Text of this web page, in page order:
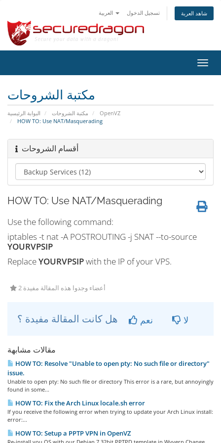
تسجيل الدخول شاهد العربة
تبديل
التنقل
مكتبة الشروحات
البوابة الرئيسية مكتبة الشروحات
OpenVZ
HOW TO: Use NAT/Masquerading
أقسام الشروحات
HOW TO: Use NAT/Masquerading
Use the following command:
iptables -t nat -A POSTROUTING -j SNAT --to-source
YOURVPSIP
ReplaceYOURVPSIPwith the IP of your VPS.
2 أعضاء وجدوا هذه المقالة مفيدة
نعم لا
مقالات مشابهة
HOW TO: Resolve "Unable to open pty: No such file or directory"
issue.
Unable to open pty: No such file or directory This error is a rare, but annoyingly
found in some...
HOW TO: Fix the Arch Linux locale.sh error
If you receive the following error when trying to update your Arch Linux install:
error:...
HOW TO: Setup a PPTP VPN in OpenVZ